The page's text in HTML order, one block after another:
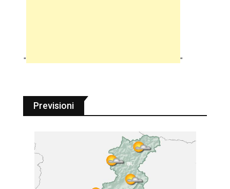
" "
Previsioni